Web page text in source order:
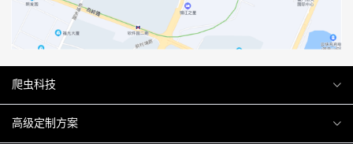
爬虫科技
爬虫案例
高级定制方案